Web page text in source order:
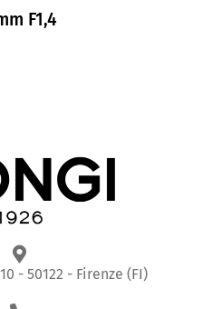
F1,4
- 50122 - Firenze (FI)